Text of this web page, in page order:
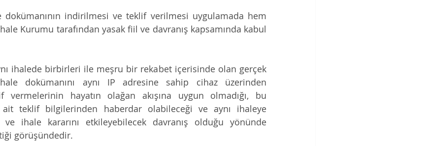
dokümanının indirilmesi ve teklif verilmesi uygulamada hem
Kurumu tarafından yasak fiil ve davranış kapsamında kabul
ihalede birbirleri ile meşru bir rekabet içerisinde olan gerçek
dokümanını aynı IP adresine sahip cihaz üzerinden
hayatın olağan akışına uygun olmadığı, bu
teklif bilgilerinden haberdar olabileceği ve aynı ihaleye
ve ihale kararını etkileyebilecek davranış olduğu yönünde
görüşündedir.